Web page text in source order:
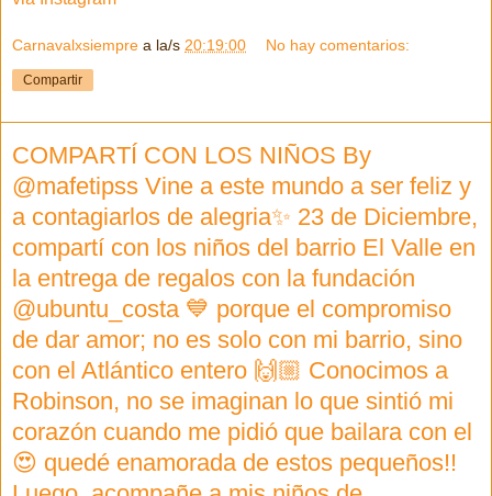
Carnavalxsiempre a la/s 20:19:00 No hay comentarios:
Compartir
COMPARTÍ CON LOS NIÑOS By
@mafetipss Vine a este mundo a ser feliz y
a contagiarlos de alegria✨ 23 de Diciembre,
compartí con los niños del barrio El Valle en
la entrega de regalos con la fundación
@ubuntu_costa 💙 porque el compromiso
de dar amor; no es solo con mi barrio, sino
con el Atlántico entero 🙌🏼 Conocimos a
Robinson, no se imaginan lo que sintió mi
corazón cuando me pidió que bailara con el
😍 quedé enamorada de estos pequeños!!